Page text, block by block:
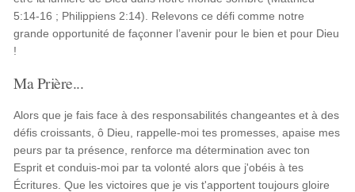
5:14-16 ; Philippiens 2:14). Relevons ce défi comme notre
grande opportunité de façonner l’avenir pour le bien et pour Dieu
!
Ma Prière...
Alors que je fais face à des responsabilités changeantes et à des
défis croissants, ô Dieu, rappelle-moi tes promesses, apaise mes
peurs par ta présence, renforce ma détermination avec ton
Esprit et conduis-moi par ta volonté alors que j'obéis à tes
Écritures. Que les victoires que je vis t'apportent toujours gloire